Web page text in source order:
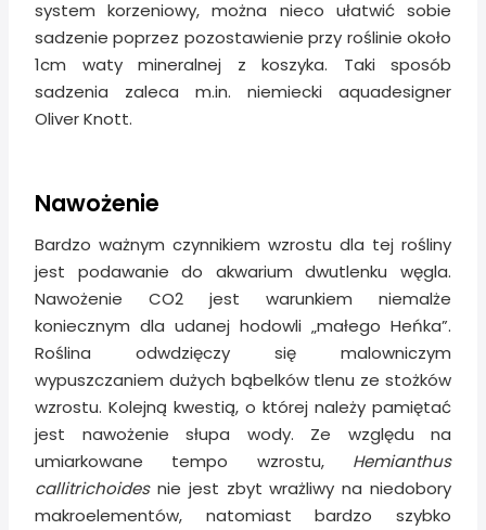
system korzeniowy, można nieco ułatwić sobie
sadzenie poprzez pozostawienie przy roślinie około
1cm waty mineralnej z koszyka. Taki sposób
sadzenia zaleca m.in. niemiecki aquadesigner
Oliver Knott.
Nawożenie
Bardzo ważnym czynnikiem wzrostu dla tej rośliny
jest podawanie do akwarium dwutlenku węgla.
Nawożenie CO2 jest warunkiem niemalże
koniecznym dla udanej hodowli „małego Heńka”.
Roślina odwdzięczy się malowniczym
wypuszczaniem dużych bąbelków tlenu ze stożków
wzrostu. Kolejną kwestią, o której należy pamiętać
jest nawożenie słupa wody. Ze względu na
umiarkowane tempo wzrostu, Hemianthus
callitrichoidesnie jest zbyt wrażliwy na niedobory
makroelementów, natomiast bardzo szybko